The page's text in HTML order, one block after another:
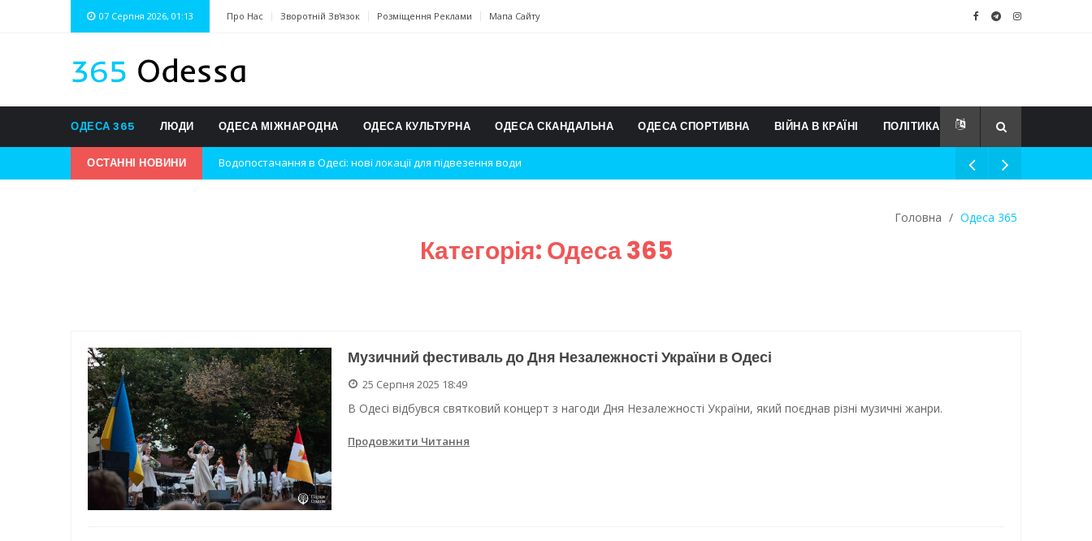
07 Серпня 2026, 01:13 Про Нас Зворотній Зв'язок Розміщення Реклами Мапа Сайту
ОДЕСА 365 ЛЮДИ ОДЕСА МІЖНАРОДНА ОДЕСА КУЛЬТУРНА ОДЕСА СКАНДАЛЬНА ОДЕСА СПОРТИВНА ВІЙНА В КРАЇНІ ПОЛІТИКА
ОСТАННІ НОВИНИ Нічна атака на Одесу: наслідки вибухів
Успіхи одеситів на європейському чемпіонаті з карате
Нічна атака на Одесу: наслідки обстрілу
Енергетична підтримка для Одеси
Водопостачання в Одесі: нові локації для підвезення води
Головна / Одеса 365
Категорія:Одеса 365
Музичний фестиваль до Дня Незалежності України в Одесі
25 Серпня 2025 18:49
В Одесі відбувся святковий концерт з нагоди Дня Незалежності України, який поєднав різні музичні жанри.
Продовжити Читання